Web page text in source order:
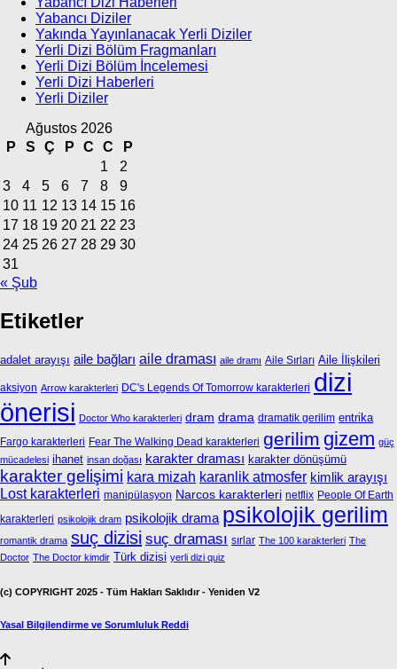
Yabancı Diziler
Yakında Yayınlanacak Yerli Diziler
Yerli Dizi Bölüm Fragmanları
Yerli Dizi Bölüm İncelemesi
Yerli Dizi Haberleri
Yerli Diziler
Ağustos 2026
P
S Ç P C C
P
1
2
3
4 5 6 7 8
9
10 11 12 13 14 15 16
17 18 19 20 21 22 23
24 25 26 27 28 29 30
31
« Şub
Etiketler
adalet arayışı aile bağları aile draması aile dramı Aile Sırları Aile İlişkileri
aksiyon Arrow karakterleri DC's Legends Of Tomorrow karakterleri dizi
önerisi Doctor Who karakterleri dram drama dramatik gerilim entrika
Fargo karakterleri Fear The Walking Dead karakterleri gerilim gizem güç
mücadelesi ihanet insan doğası karakter draması karakter dönüşümü
karakter gelişimi kara mizah karanlik atmosfer kimlik arayışı
Lost karakterleri manipülasyon Narcos karakterleri netflix People Of Earth
karakterleri psikolojik dram psikolojik drama psikolojik gerilim
romantik drama suç dizisi suç draması sırlar The 100 karakterleri The
Doctor The Doctor kimdir Türk dizisi yerli dizi quiz
(c) COPYRIGHT 2025 - Tüm Hakları Saklıdır - Yeniden V2
Yasal Bilgilendirme ve Sorumluluk Reddi